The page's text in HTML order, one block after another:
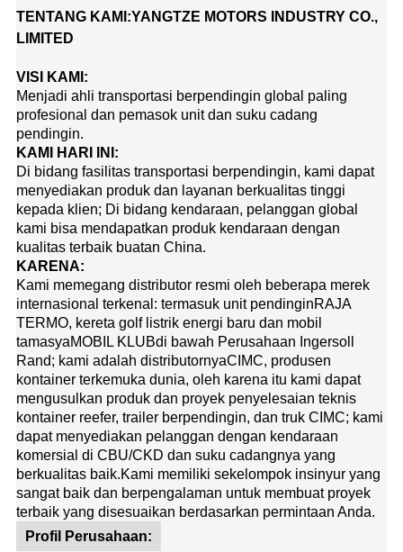
TENTANG KAMI:YANGTZE MOTORS INDUSTRY CO.,
LIMITED
VISI KAMI:
Menjadi ahli transportasi berpendingin global paling
profesional dan pemasok unit dan suku cadang
pendingin.
KAMI HARI INI:
Di bidang fasilitas transportasi berpendingin, kami dapat
menyediakan produk dan layanan berkualitas tinggi
kepada klien; Di bidang kendaraan, pelanggan global
kami bisa mendapatkan produk kendaraan dengan
kualitas terbaik buatan China.
KARENA:
Kami memegang distributor resmi oleh beberapa merek
internasional terkenal: termasuk unit pendinginRAJA
TERMO, kereta golf listrik energi baru dan mobil
tamasyaMOBIL KLUBdi bawah Perusahaan Ingersoll
Rand; kami adalah distributornyaCIMC, produsen
kontainer terkemuka dunia, oleh karena itu kami dapat
mengusulkan produk dan proyek penyelesaian teknis
kontainer reefer, trailer berpendingin, dan truk CIMC; kami
dapat menyediakan pelanggan dengan kendaraan
komersial di CBU/CKD dan suku cadangnya yang
berkualitas baik.Kami memiliki sekelompok insinyur yang
sangat baik dan berpengalaman untuk membuat proyek
terbaik yang disesuaikan berdasarkan permintaan Anda.
Profil Perusahaan: